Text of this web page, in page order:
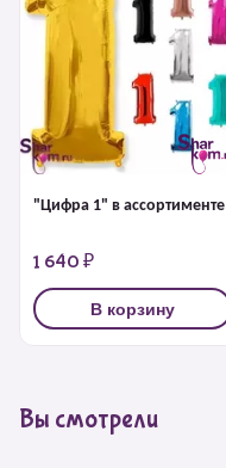
"Цифра 1" в ассортименте
1 640 ₽
В корзину
Вы смотрели